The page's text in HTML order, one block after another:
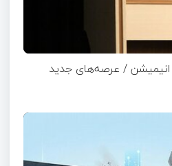
/ عرصه‌های جدید